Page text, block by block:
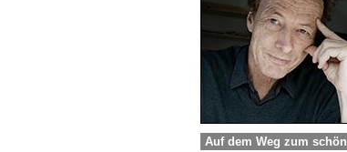
Auf dem Weg zum